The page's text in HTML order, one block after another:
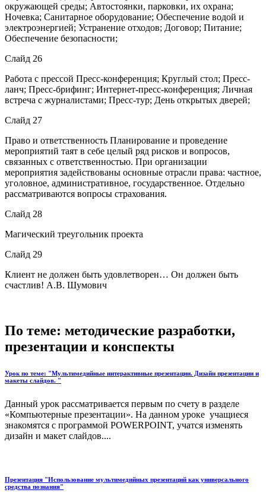
окружающей среды; Автостоянки, парковки, их охрана;
Ночевка; Санитарное оборудование; Обеспечение водой и
электроэнергией; Устранение отходов; Договор; Питание;
Обеспечение безопасности;
Слайд 26
Работа с прессой Пресс-конференция; Круглый стол; Пресс-
ланч; Пресс-брифинг; Интернет-пресс-конференция; Личная
встреча с журналистами; Пресс-тур; День открытых дверей;
Слайд 27
Право и ответственность Планирование и проведение
мероприятий таят в себе целый ряд рисков и вопросов,
связанных с ответственностью. При организации
мероприятия задействованы основные отрасли права: частное,
уголовное, административное, государственное. Отдельно
рассматриваются вопросы страхования.
Слайд 28
Магический треугольник проекта
Слайд 29
Клиент не должен быть удовлетворен… Он должен быть
счастлив! А.В. Шумович
По теме: методические разработки,
презентации и конспекты
Урок по теме: "Мультимедийные интерактивные презентации. Дизайн презентации и
макеты слайдов. "
Данный урок рассматривается первым по счету в разделе
«Компьютерные презентации». На данном уроке учащиеся
знакомятся с программой POWERPOINT, учатся изменять
дизайн и макет слайдов....
Презентация "Использование мультимедийных презентаций как универсального
средства познания"